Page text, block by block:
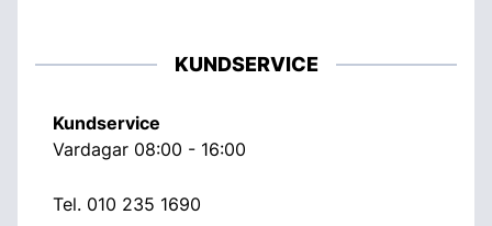
KUNDSERVICE
Kundservice
Vardagar 08:00 - 16:00
Tel. 010 235 1690